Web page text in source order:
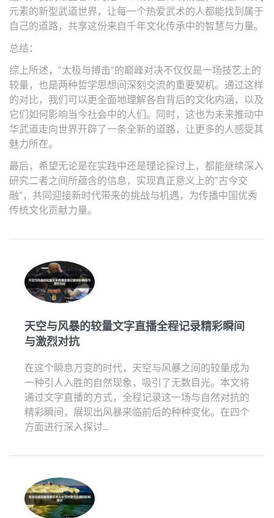
元素的新型武道世界，让每一个热爱武术的人都能找到属于
自己的道路，共享这份来自千年文化传承中的智慧与力量。
总结：
综上所述，“太极与搏击”的巅峰对决不仅仅是一场技艺上的
较量，也是两种哲学思想间深刻交流的重要契机。通过这样
的对比，我们可以更全面地理解各自背后的文化内涵，以及
它们如何影响当今社会中的人们。同时，这也为未来推动中
华武道走向世界开辟了一条全新的道路，让更多的人感受其
魅力所在。
最后，希望无论是在实践中还是理论探讨上，都能继续深入
研究二者之间所蕴含的信息，实现真正意义上的“古今交
融”，共同迎接新时代带来的挑战与机遇，为传播中国优秀
传统文化贡献力量。
天空与风暴的较量文字直播全程记录精彩瞬间
与激烈对抗
在这个瞬息万变的时代，天空与风暴之间的较量成为
一种引人入胜的自然现象，吸引了无数目光。本文将
通过文字直播的方式，全程记录这一场与自然对抗的
精彩瞬间，展现出风暴来临前后的种种变化。在四个
方面进行深入探讨...